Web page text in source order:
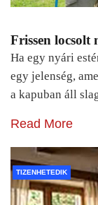
Frissen locsolt
Ha egy nyári
egy jelenség,
a kapuban áll
Read More
TIZENHETEDIK